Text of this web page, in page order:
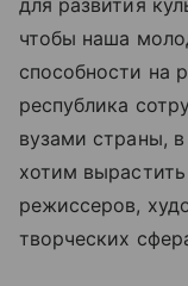
чтобы наша
способности на
республика
вузами страны,
хотим
режиссеров,
творческих